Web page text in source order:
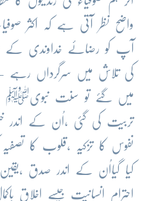
واضح نظر آتی ہے کہ اکثر
آپ کو رضائے خداوندی کے
کی تلاش میں سرگرداں رہے
میں گئے تو سنت نبویﷺ
تربیت کی گئی ،اُن کے اندر
نفوس کا تزکیہ ،قلوب کا تصفیہ
کیا گیااُن کے اندر صدق ،یقین
احترام انسانیت جیسے اخلاق